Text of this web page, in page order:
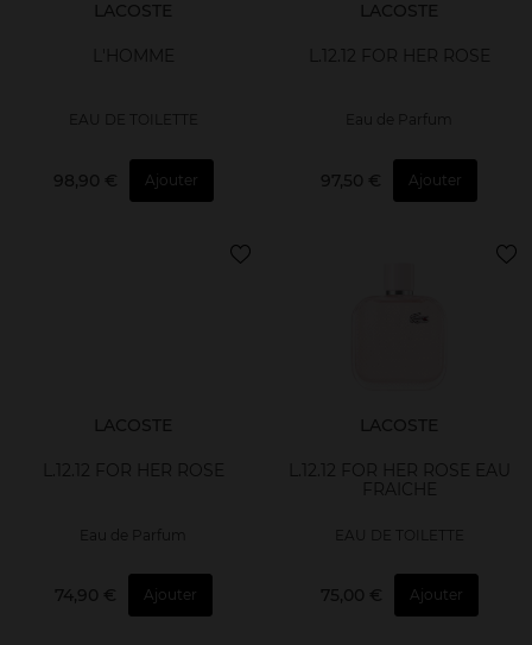
LACOSTE
L'HOMME
EAU DE TOILETTE
98,90 € Ajouter
LACOSTE
L.12.12 FOR HER ROSE
Eau de Parfum
97,50 € Ajouter
LACOSTE
L.12.12 FOR HER ROSE
Eau de Parfum
74,90 € Ajouter
LACOSTE
L.12.12 FOR HER ROSE EAU
FRAICHE
EAU DE TOILETTE
75,00 € Ajouter